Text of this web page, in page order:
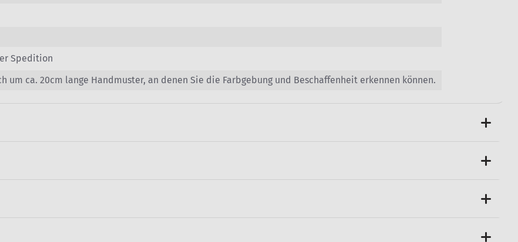
Spedition
um ca. 20cm lange Handmuster, an denen Sie die Farbgebung und Beschaffenheit erkennen können.